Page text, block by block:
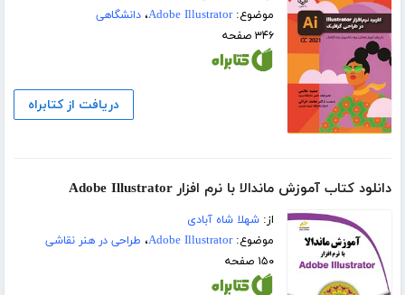
موضوع:Adobe Illustrator،دانشگاهی
۳۴۶ صفحه
دریافت از کتابراه
دانلود کتاب آموزش ماندالا با نرم افزار Adobe Illustrator
از:شهلا شاه آبادی
موضوع:Adobe Illustrator، طراحی در هنر نقاشی
۱۵۰ صفحه